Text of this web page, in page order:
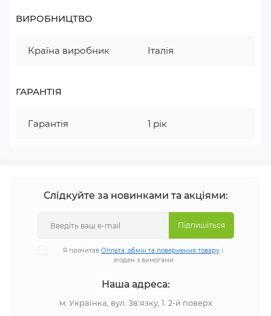
ВИРОБНИЦТВО
Країна виробник Італія
ГАРАНТІЯ
Гарантія 1 рік
Слідкуйте за новинками та акціями:
Підпишіться
Я прочитав Оплата, обмін та повернення товару і
згоден з вимогами
Наша адреса:
м. Українка, вул. Зв'язку, 1. 2-й поверх